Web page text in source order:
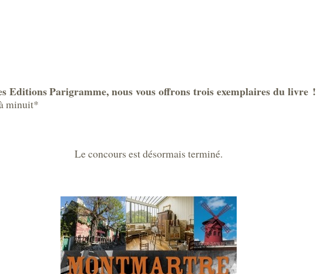
Editions Parigramme, nous vous offrons trois exemplaires du livre !
minuit*
Le concours est désormais terminé.